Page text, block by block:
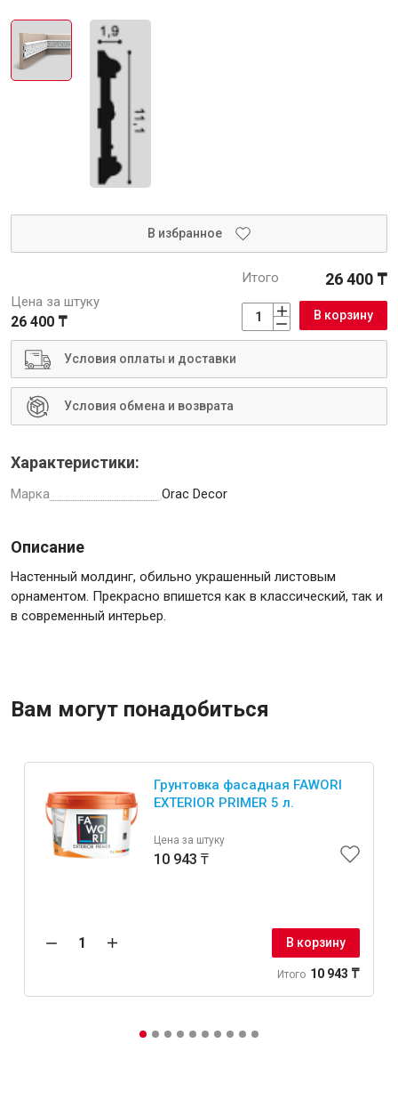
В избранное
Цена за штуку
26 400 ₸
Итого 26 400 ₸
В корзину
Условия оплаты и доставки
Условия обмена и возврата
Характеристики:
Марка Orac Decor
Описание
Настенный молдинг, обильно украшенный листовым
орнаментом. Прекрасно впишется как в классический, так и
в современный интерьер.
Вам могут понадобиться
Грунтовка фасадная FAWORI
EXTERIOR PRIMER 5 л.
Цена за штуку
10 943 ₸
В корзину
Итого 10 943 ₸
Крепежи
Анкеры
Монтажные ленты
Канаты, шнуры
Всё для дома и сада
Оборудование для клининга и уборки